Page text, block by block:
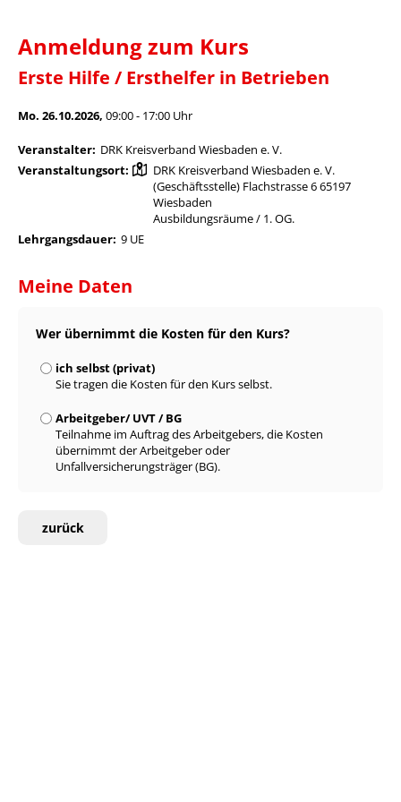
Anmeldung zum Kurs
Erste Hilfe / Ersthelfer in Betrieben
Mo. 26.10.2026, 09:00 - 17:00 Uhr
Veranstalter: DRK Kreisverband Wiesbaden e. V.
Veranstaltungsort:
DRK Kreisverband Wiesbaden e. V.
(Geschäftsstelle) Flachstrasse 6 65197
Wiesbaden
Ausbildungsräume / 1. OG.
Lehrgangsdauer: 9 UE
Meine Daten
Wer übernimmt die Kosten für den Kurs?
ich selbst (privat)
Sie tragen die Kosten für den Kurs selbst.
Arbeitgeber/ UVT / BG
Teilnahme im Auftrag des Arbeitgebers, die Kosten
übernimmt der Arbeitgeber oder
Unfallversicherungsträger (BG).
zurück